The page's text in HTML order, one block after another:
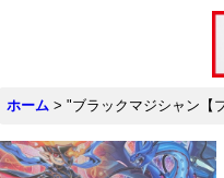
ホーム > "ブラックマジシャン【